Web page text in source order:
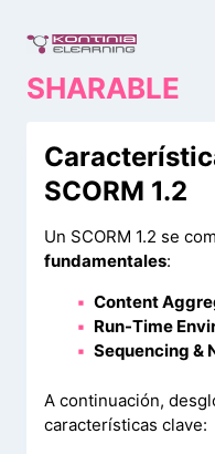
contenido
SHARABLE
SCORM 1.2
Un SCORM 1.2 se
fundamentales:
Content
Run-Time
Sequencing &
A continuación,
características clave: